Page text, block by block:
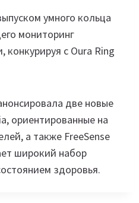
умного кольца
мониторинг
конкурируя с Oura Ring
две новые
ориентированные на
а также FreeSense
широкий набор
здоровья.